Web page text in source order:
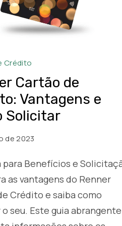
Crédito
Cartão de
Vantagens e
Solicitar
de 2023
para Benefícios e
as vantagens do Renner
Crédito e saiba como
seu. Este guia abrangente